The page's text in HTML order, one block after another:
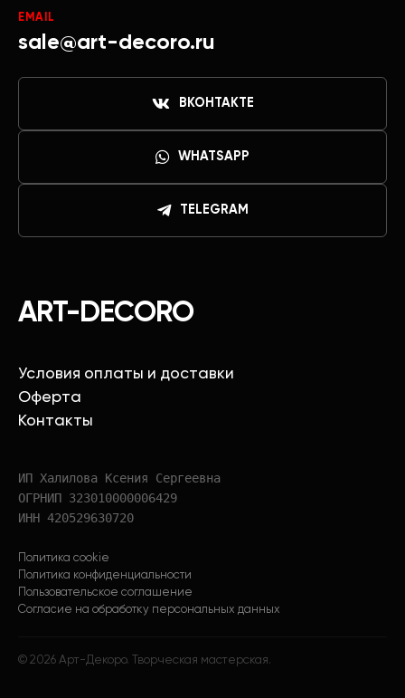
ART-DECORO
Условия оплаты и доставки
Оферта
Контакты
ИП Халилова Ксения Сергеевна
ОГРНИП 323010000006429
ИНН 420529630720
Политика cookie
Политика конфиденциальности
Пользовательское соглашение
Согласие на обработку персональных данных
© 2026 Арт-Декоро. Творческая мастерская.
EMAIL
sale@art-decoro.ru
ВКОНТАКТЕ
WHATSAPP
TELEGRAM